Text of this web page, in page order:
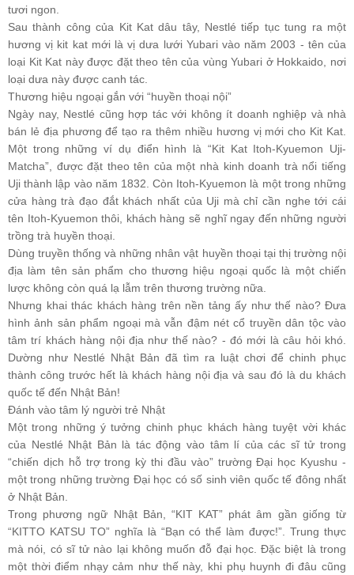
tươi ngon.
Sau thành công của Kit Kat dâu tây, Nestlé tiếp tục tung ra một
hương vị kit kat mới là vị dưa lưới Yubari vào năm 2003 - tên của
loại Kit Kat này được đặt theo tên của vùng Yubari ở Hokkaido, nơi
loại dưa này được canh tác.
Thương hiệu ngoại gắn với “huyền thoại nội”
Ngày nay, Nestlé cũng hợp tác với không ít doanh nghiệp và nhà
bán lẻ địa phương để tạo ra thêm nhiều hương vị mới cho Kit Kat.
Một trong những ví dụ điển hình là “Kit Kat Itoh-Kyuemon Uji-
Matcha”, được đặt theo tên của một nhà kinh doanh trà nổi tiếng
Uji thành lập vào năm 1832. Còn Itoh-Kyuemon là một trong những
cửa hàng trà đạo đắt khách nhất của Uji mà chỉ cần nghe tới cái
tên Itoh-Kyuemon thôi, khách hàng sẽ nghĩ ngay đến những người
trồng trà huyền thoại.
Dùng truyền thống và những nhân vật huyền thoại tại thị trường nội
địa làm tên sản phẩm cho thương hiệu ngoại quốc là một chiến
lược không còn quá lạ lẫm trên thương trường nữa.
Nhưng khai thác khách hàng trên nền tảng ấy như thế nào? Đưa
hình ảnh sản phẩm ngoại mà vẫn đậm nét cổ truyền dân tộc vào
tâm trí khách hàng nội địa như thế nào? - đó mới là câu hỏi khó.
Dường như Nestlé Nhật Bản đã tìm ra luật chơi để chinh phục
thành công trước hết là khách hàng nội địa và sau đó là du khách
quốc tế đến Nhật Bản!
Đánh vào tâm lý người trẻ Nhật
Một trong những ý tưởng chinh phục khách hàng tuyệt vời khác
của Nestlé Nhật Bản là tác động vào tâm lí của các sĩ tử trong
“chiến dịch hỗ trợ trong kỳ thi đầu vào” trường Đại học Kyushu -
một trong những trường Đại học có số sinh viên quốc tế đông nhất
ở Nhật Bản.
Trong phương ngữ Nhật Bản, “KIT KAT” phát âm gần giống từ
“KITTO KATSU TO” nghĩa là “Bạn có thể làm được!”. Trung thực
mà nói, có sĩ tử nào lại không muốn đỗ đại học. Đặc biệt là trong
một thời điểm nhạy cảm như thế này, khi phụ huynh đi đâu cũng